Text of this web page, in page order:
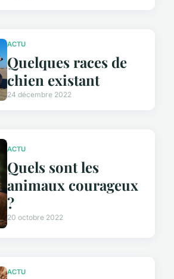
ACTU
Quelques races de
chien existant
24 décembre 2022
ACTU
Quels sont les
animaux courageux
?
20 octobre 2022
ACTU